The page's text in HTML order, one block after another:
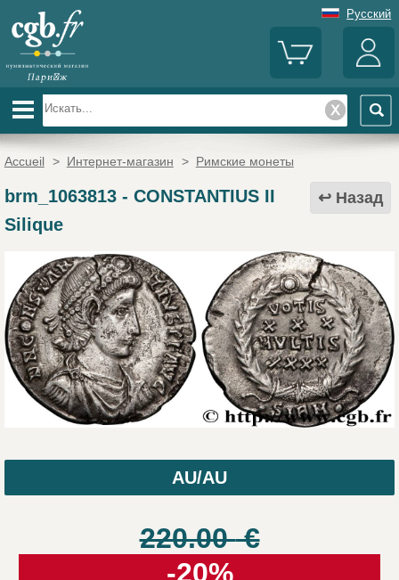
Русский
Accueil > Интернет-магазин > Римские монеты
Назад
brm_1063813- CONSTANTIUS II
Silique
AU/AU
220.00€
-20%